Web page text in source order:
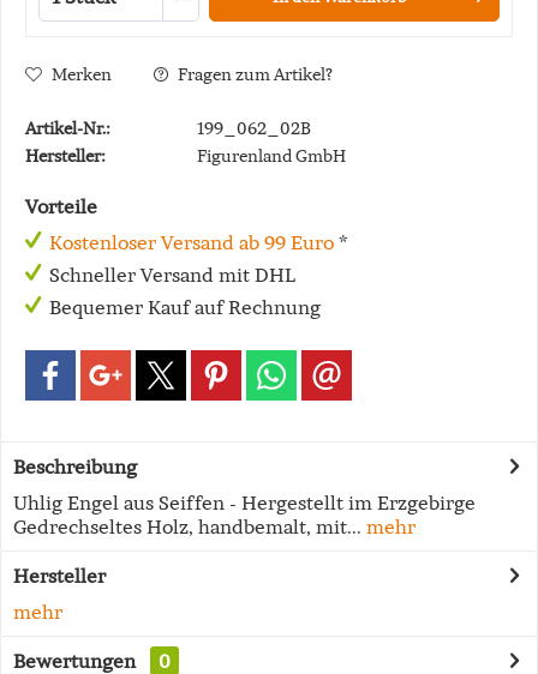
Merken Fragen zum Artikel?
Artikel-Nr.:
199_062_02B
Hersteller:
Figurenland GmbH
Vorteile
Kostenloser Versand ab 99 Euro *
Schneller Versand mit DHL
Bequemer Kauf auf Rechnung
Beschreibung
Uhlig Engel aus Seiffen - Hergestellt im Erzgebirge
Gedrechseltes Holz, handbemalt, mit... mehr
Hersteller
mehr
Bewertungen
0